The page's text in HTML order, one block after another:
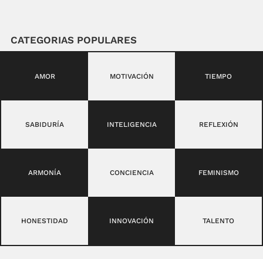
CATEGORIAS POPULARES
AMOR MOTIVACIÓN TIEMPO
SABIDURÍA INTELIGENCIA REFLEXIÓN
ARMONÍA CONCIENCIA FEMINISMO
HONESTIDAD INNOVACIÓN TALENTO